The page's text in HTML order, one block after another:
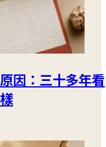
因：三十多年看